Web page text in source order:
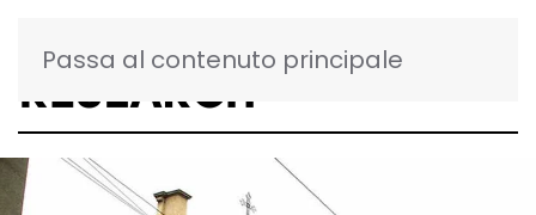
Passa al contenuto principale